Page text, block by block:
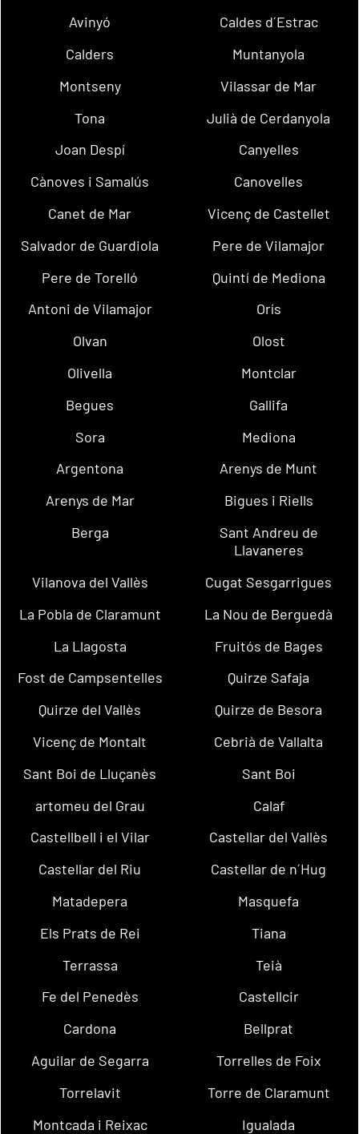
Avinyó
Caldes d´Estrac
Calders
Muntanyola
Montseny
Vilassar de Mar
Tona
Julià de Cerdanyola
Joan Despí
Canyelles
Cànoves i Samalús
Canovelles
Canet de Mar
Vicenç de Castellet
Salvador de Guardiola
Pere de Vilamajor
Pere de Torelló
Quintí de Mediona
Antoni de Vilamajor
Orís
Olvan
Olost
Olivella
Montclar
Begues
Gallifa
Sora
Mediona
Argentona
Arenys de Munt
Arenys de Mar
Bigues i Riells
Berga
Sant Andreu de
Llavaneres
Vilanova del Vallès
Cugat Sesgarrigues
La Pobla de Claramunt
La Nou de Berguedà
La Llagosta
Fruitós de Bages
Fost de Campsentelles
Quirze Safaja
Quirze del Vallès
Quirze de Besora
Vicenç de Montalt
Cebrià de Vallalta
Sant Boi de Lluçanès
Sant Boi
artomeu del Grau
Calaf
Castellbell i el Vilar
Castellar del Vallès
Castellar del Riu
Castellar de n´Hug
Matadepera
Masquefa
Els Prats de Rei
Tiana
Terrassa
Teià
Fe del Penedès
Castellcir
Cardona
Bellprat
Aguilar de Segarra
Torrelles de Foix
Torrelavit
Torre de Claramunt
Montcada i Reixac
Igualada